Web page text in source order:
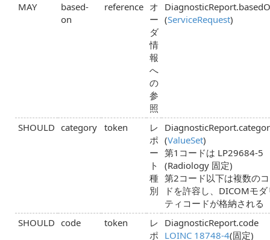
MAY
based-
on
reference オ
ー
ダ
情
報
へ
の
参
照
(ServiceRequest)
SHOULD category token
レ
ポ
ー
ト
種
別
(ValueSet)
第1コードは LP29684-5
(Radiology 固定)
第2コード以下は複数の
ドを許容し、DICOMモダ
ティコードが格納される
SHOULD code token
レ
ポ
DiagnosticReport.code
LOINC 18748-4(固定)